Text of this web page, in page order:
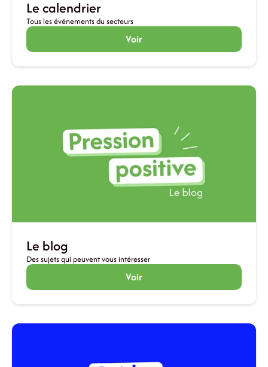
Le calendrier
Tous les événements du secteurs
Voir
Le blog
Des sujets qui peuvent vous intéresser
Voir